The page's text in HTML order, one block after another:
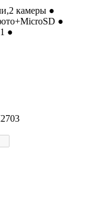
камеры ●
●
●